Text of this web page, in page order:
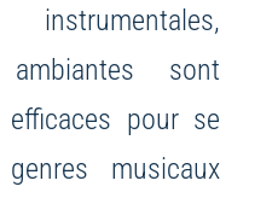
sont
pour se
musicaux